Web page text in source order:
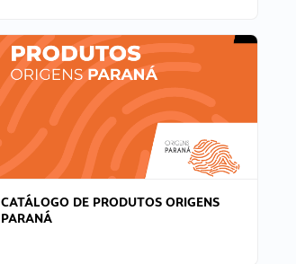
CATÁLOGO DE PRODUTOS ORIGENS
PARANÁ